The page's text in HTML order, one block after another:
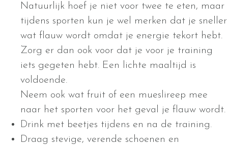
Natuurlijk hoef je niet voor twee te eten, maar
tijdens sporten kun je wel merken dat je sneller
wat flauw wordt omdat je energie tekort hebt.
Zorg er dan ook voor dat je voor je training
iets gegeten hebt. Een lichte maaltijd is
voldoende.
Neem ook wat fruit of een mueslireep mee
naar het sporten voor het geval je flauw wordt.
Drink met beetjes tijdens en na de training.
Draag stevige, verende schoenen en